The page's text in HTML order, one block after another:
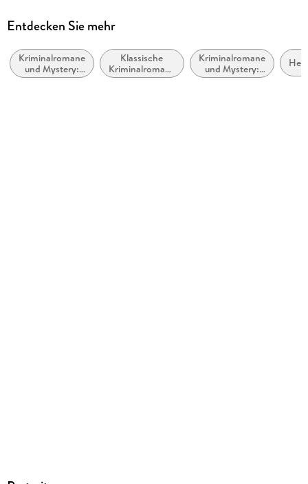
Autor/Autorin
Verlag/Hersteller
Ullstein Taschenbuchvlg.
Entdecken Sie mehr
Kriminalromane
und Mystery:
Polizeiarbeit &
Klassische
Kriminalromane
und Mystery
Kriminalromane
und Mystery:
weibliche